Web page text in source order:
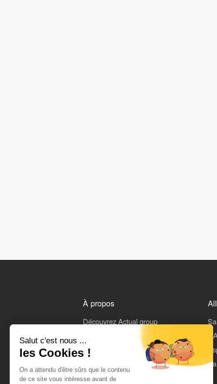
Salut c'est nous ...
les Cookies !
On a attendu d'être sûrs que le contenu
de ce site vous intéresse avant de
À propos
Découvrez Actual group
On parle de nous
CGU